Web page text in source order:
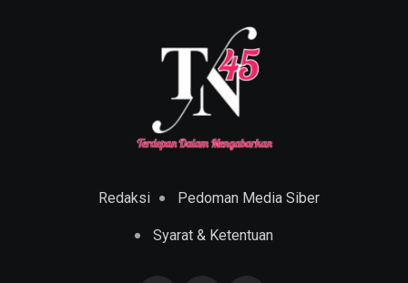
Redaksi Pedoman Media Siber
Syarat & Ketentuan